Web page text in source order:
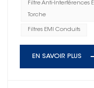
Filtre Anti-Interférences
Torche
Filtres EMI Conduits
EN SAVOIR PLUS